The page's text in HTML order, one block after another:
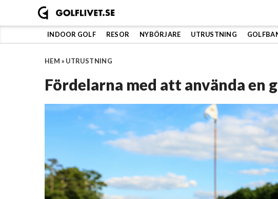
INDOOR GOLF RESOR NYBÖRJARE UTRUSTNING
HEM » UTRUSTNING
Fördelarna med att använda en